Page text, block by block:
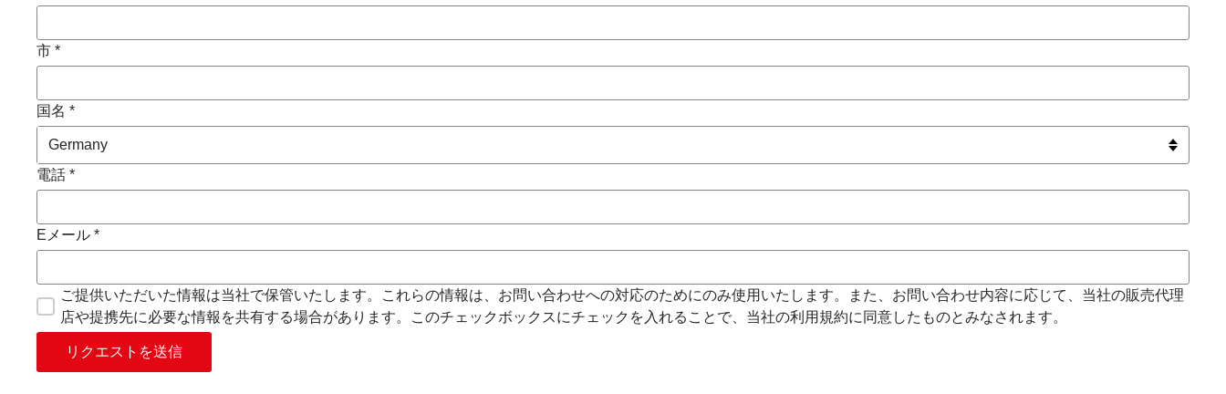
市 *
国名 *
電話 *
Eメール *
ご提供いただいた情報は当社で保管いたします。これらの情報は、お問い合わせへの対応のためにのみ使用いたします。また、お問い合わせ内容に応じて、当社の販売代理
店や提携先に必要な情報を共有する場合があります。このチェックボックスにチェックを入れることで、当社の利用規約に同意したものとみなされます。
リクエストを送信